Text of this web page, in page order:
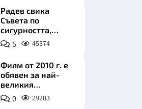
Радев свика
Съвета по
сигурността,
следва ключово
изявление
5 45374
Филм от 2010 г. е
обявен за най-
великия
психологически
трилър в
0 29203